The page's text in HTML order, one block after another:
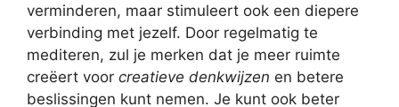
verminderen, maar stimuleert ook een diepere
verbinding met jezelf. Door regelmatig te
mediteren, zul je merken dat je meer ruimte
creëert voor creatieve denkwijzen en betere
beslissingen kunt nemen. Je kunt ook beter